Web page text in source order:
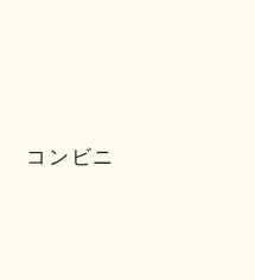
コンビニ